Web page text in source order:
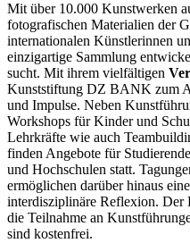
Mit über 10.000 Kunstwerken
fotografischen Materialien der
internationalen Künstlerinnen
einzigartige Sammlung
sucht. Mit ihrem vielfältigen
Kunststiftung DZ BANK zum
und Impulse. Neben
Workshops für Kinder und
Lehrkräfte wie auch
finden Angebote für
und Hochschulen statt.
ermöglichen darüber hinaus
interdisziplinäre Reflexion. Der
die Teilnahme an
sind kostenfrei.